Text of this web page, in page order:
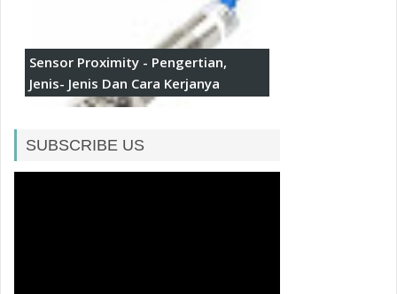
Sensor Proximity - Pengertian,
Jenis- Jenis Dan Cara Kerjanya
SUBSCRIBE US